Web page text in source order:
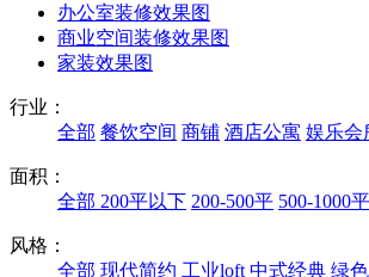
办公室装修效果图
商业空间装修效果图
家装效果图
行业：
全部 餐饮空间 商铺 酒店公寓 娱乐会
面积：
全部 200平以下 200-500平 500-1000平
风格：
全部 现代简约 工业loft 中式经典 绿